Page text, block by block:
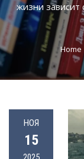
жизни зависит
Home
НОЯ
15